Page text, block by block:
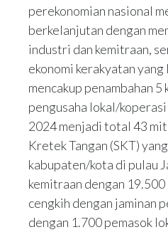
perekonomian nasional
berkelanjutan dengan
industri dan kemitraan,
ekonomi kerakyatan
mencakup penambahan
pengusaha lokal/
2024 menjadi total 43
Kretek Tangan (SKT)
kabupaten/kota di pulau
kemitraan dengan
cengkih dengan jaminan
dengan 1.700 pemasok